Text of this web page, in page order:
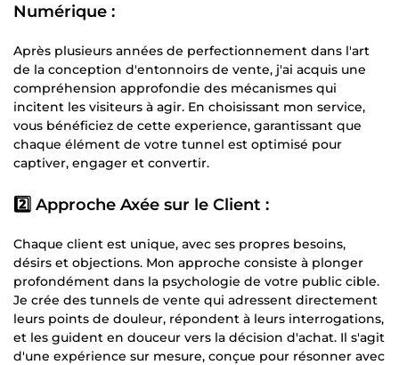
Numérique :
Après plusieurs années de perfectionnement dans l'art
de la conception d'entonnoirs de vente, j'ai acquis une
compréhension approfondie des mécanismes qui
incitent les visiteurs à agir. En choisissant mon service,
vous bénéficiez de cette experience, garantissant que
chaque élément de votre tunnel est optimisé pour
captiver, engager et convertir.
2️⃣ Approche Axée sur le Client :
Chaque client est unique, avec ses propres besoins,
désirs et objections. Mon approche consiste à plonger
profondément dans la psychologie de votre public cible.
Je crée des tunnels de vente qui adressent directement
leurs points de douleur, répondent à leurs interrogations,
et les guident en douceur vers la décision d'achat. Il s'agit
d'une expérience sur mesure, conçue pour résonner avec